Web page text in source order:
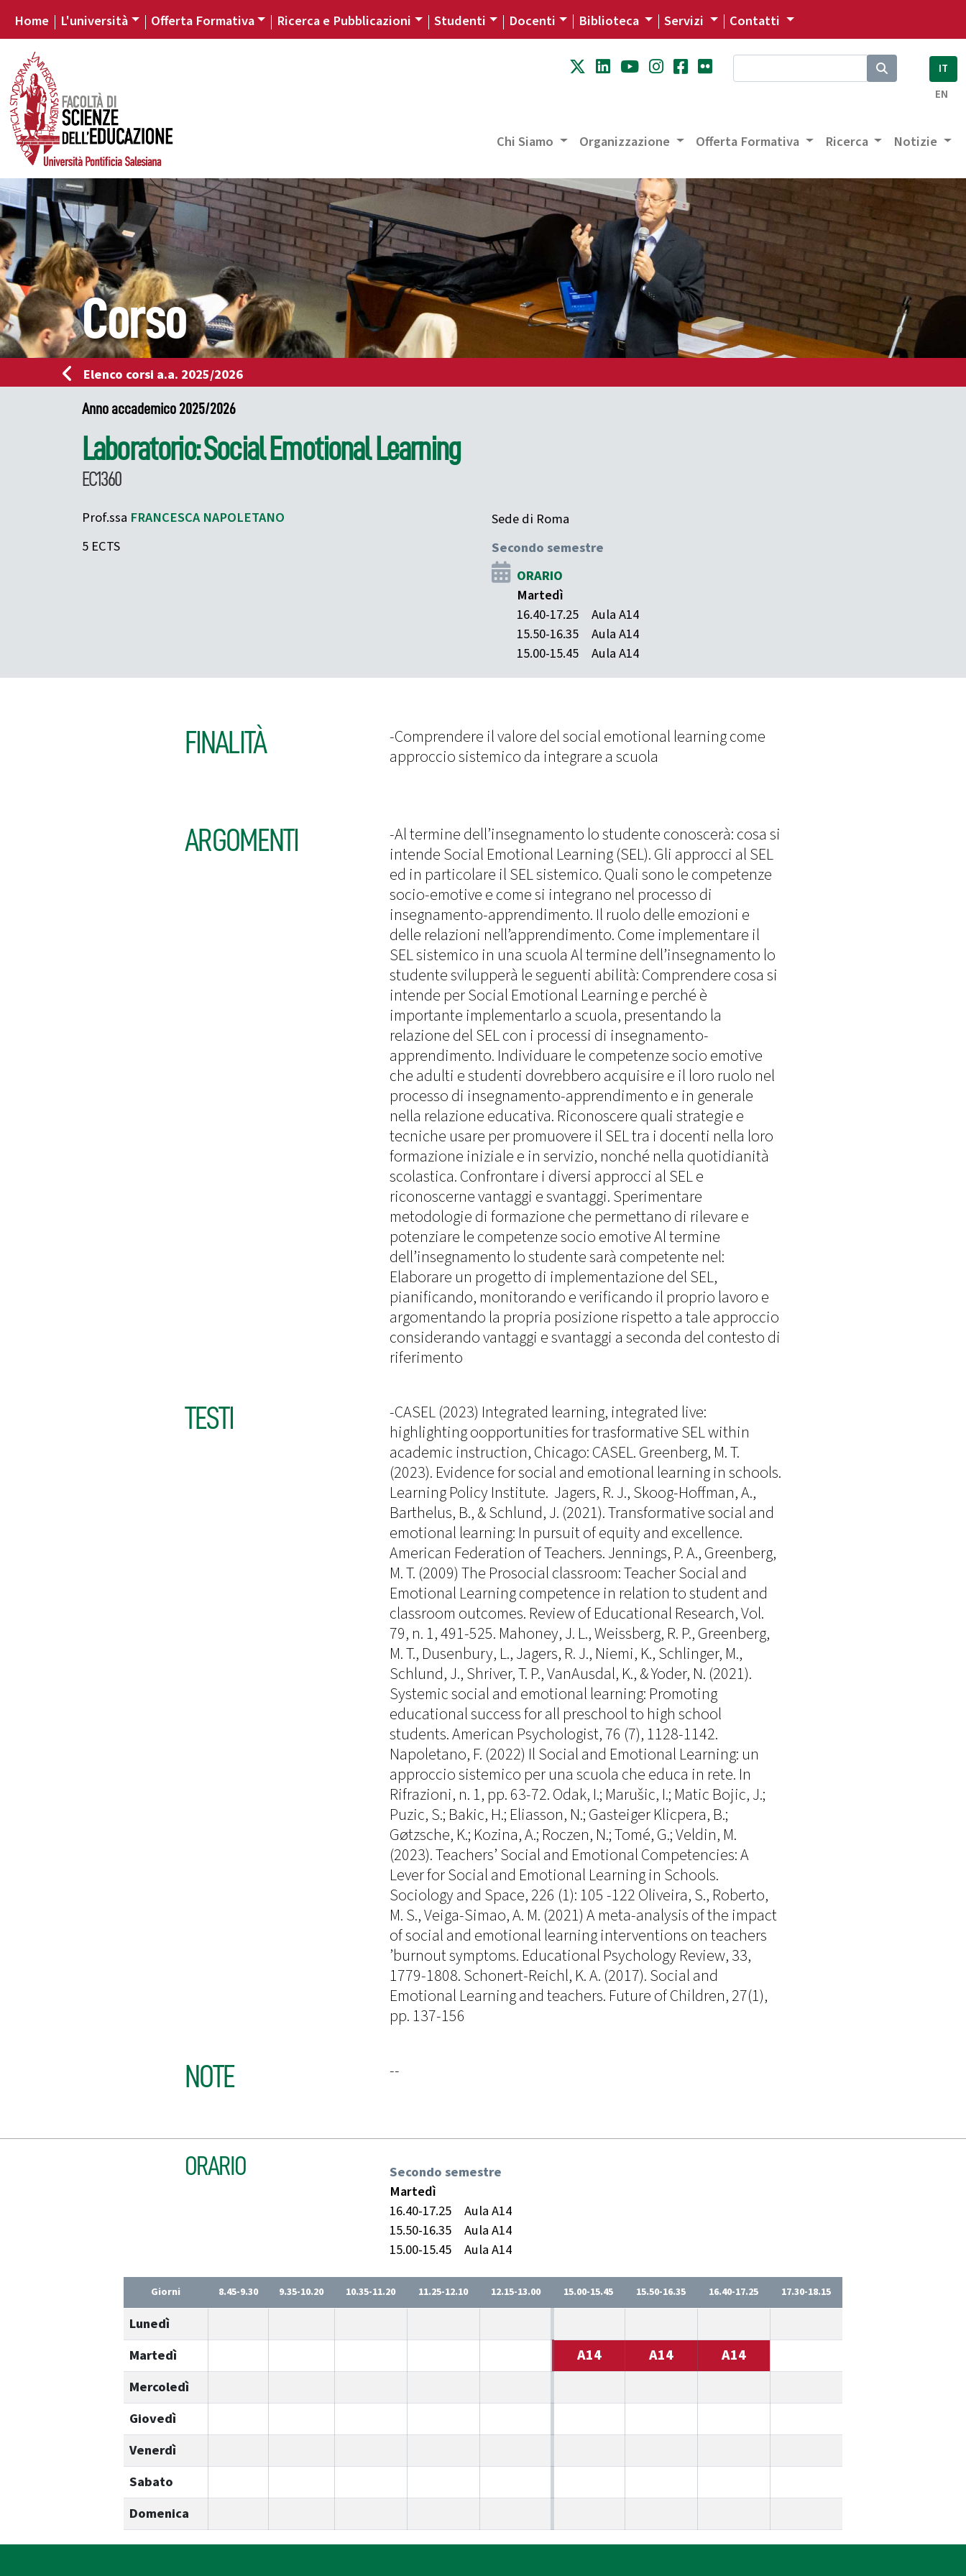
Home L'università Offerta Formativa Ricerca e Pubblicazioni Studenti Docenti Biblioteca Servizi Contatti
IT
EN
Chi Siamo Organizzazione Offerta Formativa Ricerca Notizie
Corso
Elenco corsi a.a. 2025/2026
Anno accademico 2025/2026
Laboratorio: Social Emotional Learning
EC1360
Prof.ssa FRANCESCA NAPOLETANO
5 ECTS
Sede di Roma
Secondo semestre
ORARIO
Martedì
16.40-17.25
Aula A14
15.50-16.35
Aula A14
15.00-15.45
Aula A14
FINALITÀ
-Comprendere il valore del social emotional learning come
approccio sistemico da integrare a scuola
ARGOMENTI
-Al termine dell’insegnamento lo studente conoscerà: cosa si
intende Social Emotional Learning (SEL). Gli approcci al SEL
ed in particolare il SEL sistemico. Quali sono le competenze
socio-emotive e come si integrano nel processo di
insegnamento-apprendimento. Il ruolo delle emozioni e
delle relazioni nell’apprendimento. Come implementare il
SEL sistemico in una scuola Al termine dell’insegnamento lo
studente svilupperà le seguenti abilità: Comprendere cosa si
intende per Social Emotional Learning e perché è
importante implementarlo a scuola, presentando la
relazione del SEL con i processi di insegnamento-
apprendimento. Individuare le competenze socio emotive
che adulti e studenti dovrebbero acquisire e il loro ruolo nel
processo di insegnamento-apprendimento e in generale
nella relazione educativa. Riconoscere quali strategie e
tecniche usare per promuovere il SEL tra i docenti nella loro
formazione iniziale e in servizio, nonché nella quotidianità
scolastica. Confrontare i diversi approcci al SEL e
riconoscerne vantaggi e svantaggi. Sperimentare
metodologie di formazione che permettano di rilevare e
potenziare le competenze socio emotive Al termine
dell’insegnamento lo studente sarà competente nel:
Elaborare un progetto di implementazione del SEL,
pianificando, monitorando e verificando il proprio lavoro e
argomentando la propria posizione rispetto a tale approccio
considerando vantaggi e svantaggi a seconda del contesto di
riferimento
TESTI
-CASEL (2023) Integrated learning, integrated live:
highlighting oopportunities for trasformative SEL within
academic instruction, Chicago: CASEL. Greenberg, M. T.
(2023). Evidence for social and emotional learning in schools.
Learning Policy Institute. Jagers, R. J., Skoog-Hoffman, A.,
Barthelus, B., & Schlund, J. (2021). Transformative social and
emotional learning: In pursuit of equity and excellence.
American Federation of Teachers. Jennings, P. A., Greenberg,
M. T. (2009) The Prosocial classroom: Teacher Social and
Emotional Learning competence in relation to student and
classroom outcomes. Review of Educational Research, Vol.
79, n. 1, 491-525. Mahoney, J. L., Weissberg, R. P., Greenberg,
M. T., Dusenbury, L., Jagers, R. J., Niemi, K., Schlinger, M.,
Schlund, J., Shriver, T. P., VanAusdal, K., & Yoder, N. (2021).
Systemic social and emotional learning: Promoting
educational success for all preschool to high school
students. American Psychologist, 76 (7), 1128-1142.
Napoletano, F. (2022) Il Social and Emotional Learning: un
approccio sistemico per una scuola che educa in rete. In
Rifrazioni, n. 1, pp. 63-72. Odak, I.; Marušic, I.; Matic Bojic, J.;
Puzic, S.; Bakic, H.; Eliasson, N.; Gasteiger Klicpera, B.;
Gøtzsche, K.; Kozina, A.; Roczen, N.; Tomé, G.; Veldin, M.
(2023). Teachers’ Social and Emotional Competencies: A
Lever for Social and Emotional Learning in Schools.
Sociology and Space, 226 (1): 105 -122 Oliveira, S., Roberto,
M. S., Veiga-Simao, A. M. (2021) A meta-analysis of the impact
of social and emotional learning interventions on teachers
’burnout symptoms. Educational Psychology Review, 33,
1779-1808. Schonert-Reichl, K. A. (2017). Social and
Emotional Learning and teachers. Future of Children, 27(1),
pp. 137-156
NOTE --
ORARIO
Secondo semestre
Martedì
16.40-17.25
Aula A14
15.50-16.35
Aula A14
15.00-15.45
Aula A14
Giorni 8.45-9.30 9.35-10.20 10.35-11.20 11.25-12.10 12.15-13.00 15.00-15.45 15.50-16.35 16.40-17.25 17.30-18.15
Lunedì
Martedì
A14 A14 A14
Mercoledì
Giovedì
Venerdì
Sabato
Domenica